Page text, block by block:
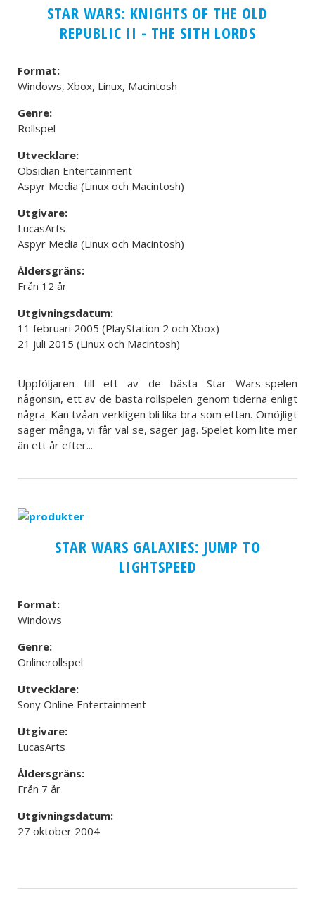
STAR WARS: KNIGHTS OF THE OLD
REPUBLIC II - THE SITH LORDS
Format:
Windows, Xbox, Linux, Macintosh
Genre:
Rollspel
Utvecklare:
Obsidian Entertainment
Aspyr Media (Linux och Macintosh)
Utgivare:
LucasArts
Aspyr Media (Linux och Macintosh)
Åldersgräns:
Från 12 år
Utgivningsdatum:
11 februari 2005 (PlayStation 2 och Xbox)
21 juli 2015 (Linux och Macintosh)
Uppföljaren till ett av de bästa Star Wars-spelen
någonsin, ett av de bästa rollspelen genom tiderna enligt
några. Kan tvåan verkligen bli lika bra som ettan. Omöjligt
säger många, vi får väl se, säger jag. Spelet kom lite mer
än ett år efter...
STAR WARS GALAXIES: JUMP TO
LIGHTSPEED
Format:
Windows
Genre:
Onlinerollspel
Utvecklare:
Sony Online Entertainment
Utgivare:
LucasArts
Åldersgräns:
Från 7 år
Utgivningsdatum:
27 oktober 2004